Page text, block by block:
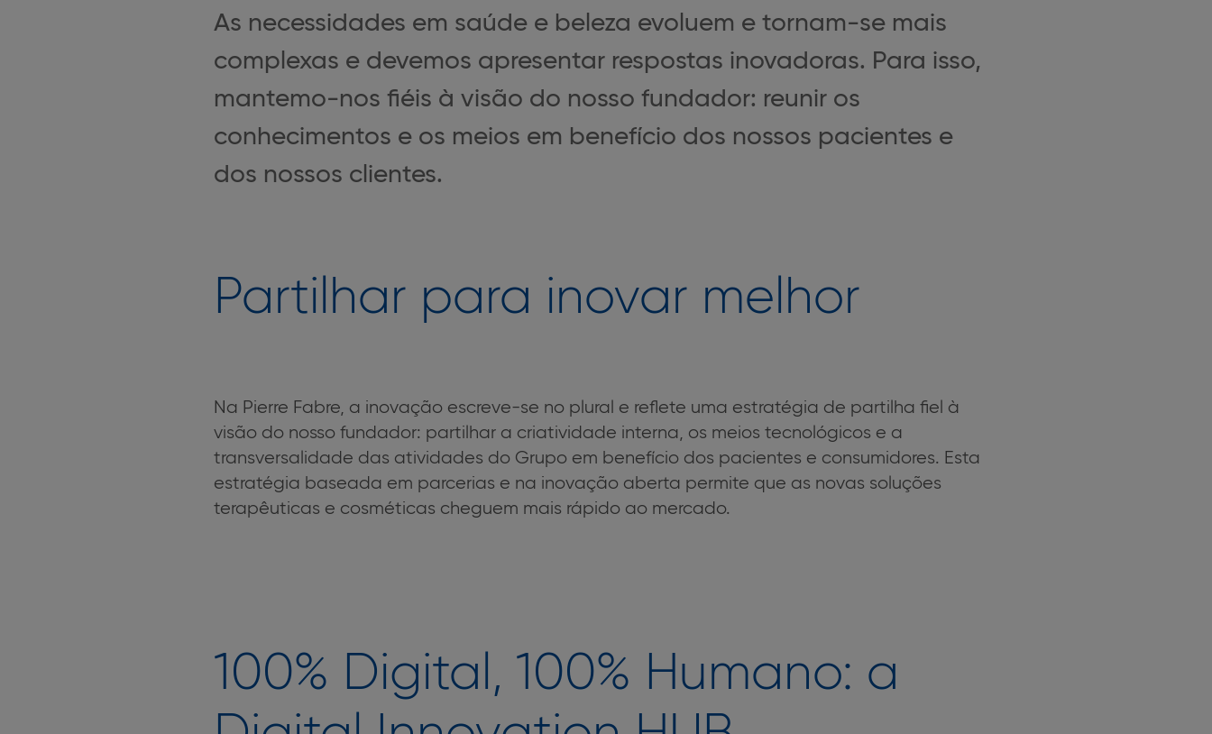
As necessidades em saúde e beleza evoluem e tornam-se mais
complexas e devemos apresentar respostas inovadoras. Para isso,
mantemo-nos fiéis à visão do nosso fundador: reunir os
conhecimentos e os meios em benefício dos nossos pacientes e
dos nossos clientes.
Partilhar para inovar melhor
Na Pierre Fabre, a inovação escreve-se no plural e reflete uma estratégia de partilha fiel à
visão do nosso fundador: partilhar a criatividade interna, os meios tecnológicos e a
transversalidade das atividades do Grupo em benefício dos pacientes e consumidores. Esta
estratégia baseada em parcerias e na inovação aberta permite que as novas soluções
terapêuticas e cosméticas cheguem mais rápido ao mercado.
100% Digital, 100% Humano: a